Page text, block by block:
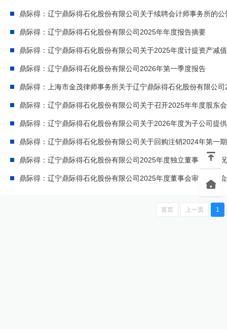
鼎际得：辽宁鼎际得石化股份有限公司关于续聘会计师事务所的公
鼎际得：辽宁鼎际得石化股份有限公司2025年年度报告摘要
鼎际得：辽宁鼎际得石化股份有限公司关于2025年度计提资产减
鼎际得：辽宁鼎际得石化股份有限公司2026年第一季度报告
鼎际得：辽宁鼎际得石化股份有限公司关于召开2025年年度股东
鼎际得：辽宁鼎际得石化股份有限公司关于2026年度为子公司提
鼎际得：辽宁鼎际得石化股份有限公司2025年度独立董事述职情
鼎际得：辽宁鼎际得石化股份有限公司2025年度董事会审计委员
首页 上一页 1